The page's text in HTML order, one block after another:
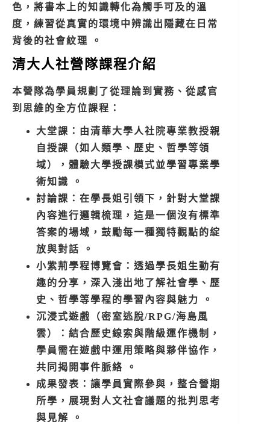
色，將書本上的知識轉化為觸手可及的溫
度，練習從真實的環境中辨識出隱藏在日常
背後的社會紋理 。
清大人社營隊課程介紹
本營隊為學員規劃了從理論到實務、從感官
到思維的全方位課程：
大堂課：由清華大學人社院專業教授親
自授課（如人類學、歷史、哲學等領
域），體驗大學授課模式並學習專業學
術知識 。
討論課：在學長姐引領下，針對大堂課
內容進行邏輯梳理，這是一個沒有標準
答案的場域，鼓勵每一種獨特觀點的綻
放與對話 。
小紫荊學程博覽會：透過學長姐生動有
趣的分享，深入淺出地了解社會學、歷
史、哲學等學程的學習內容與魅力 。
沉浸式遊戲（密室逃脫/RPG/海島風
雲）：結合歷史線索與階級運作機制，
學員需在遊戲中運用策略與夥伴協作，
共同揭開事件脈絡 。
成果發表：讓學員實際參與，整合營期
所學，展現對人文社會議題的批判思考
與見解 。